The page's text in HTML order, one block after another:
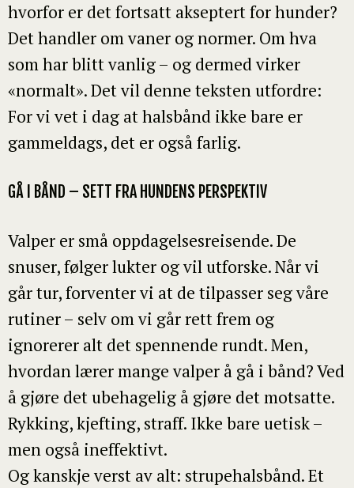
hvorfor er det fortsatt akseptert for hunder?
Det handler om vaner og normer. Om hva
som har blitt vanlig – og dermed virker
«normalt». Det vil denne teksten utfordre:
For vi vet i dag at halsbånd ikke bare er
gammeldags, det er også farlig.
GÅ I BÅND – SETT FRA HUNDENS PERSPEKTIV
Valper er små oppdagelsesreisende. De
snuser, følger lukter og vil utforske. Når vi
går tur, forventer vi at de tilpasser seg våre
rutiner – selv om vi går rett frem og
ignorerer alt det spennende rundt. Men,
hvordan lærer mange valper å gå i bånd? Ved
å gjøre det ubehagelig å gjøre det motsatte.
Rykking, kjefting, straff. Ikke bare uetisk –
men også ineffektivt.
Og kanskje verst av alt: strupehalsbånd. Et